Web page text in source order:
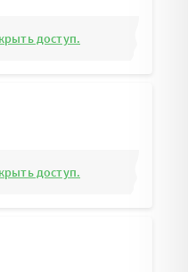
доступ.
доступ.